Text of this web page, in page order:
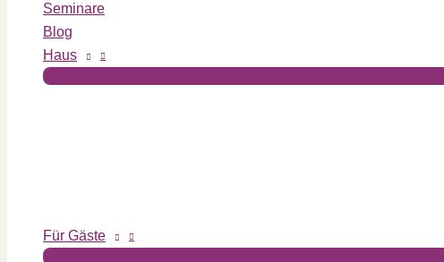
Seminare
Blog
Haus
Für Gäste